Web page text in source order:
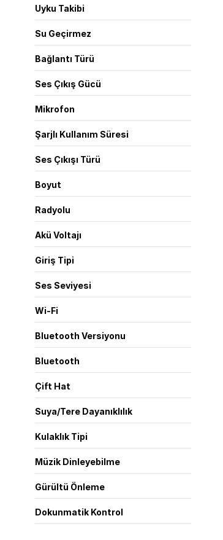
Uyku Takibi
Su Geçirmez
Bağlantı Türü
Ses Çıkış Gücü
Mikrofon
Şarjlı Kullanım Süresi
Ses Çıkışı Türü
Boyut
Radyolu
Akü Voltajı
Giriş Tipi
Ses Seviyesi
Wi-Fi
Bluetooth Versiyonu
Bluetooth
Çift Hat
Suya/Tere Dayanıklılık
Kulaklık Tipi
Müzik Dinleyebilme
Gürültü Önleme
Dokunmatik Kontrol